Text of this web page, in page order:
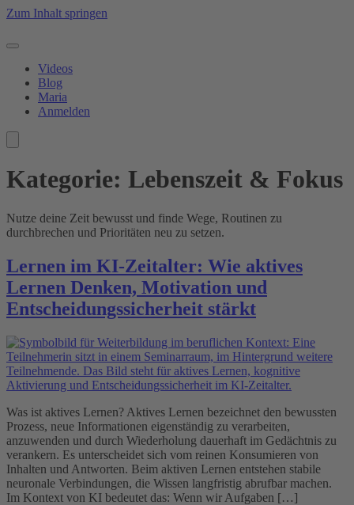
Zum Inhalt springen
Videos
Blog
Maria
Anmelden
Kategorie: Lebenszeit & Fokus
Nutze deine Zeit bewusst und finde Wege, Routinen zu
durchbrechen und Prioritäten neu zu setzen.
Lernen im KI-Zeitalter: Wie aktives
Lernen Denken, Motivation und
Entscheidungssicherheit stärkt
Was ist aktives Lernen? Aktives Lernen bezeichnet den bewussten
Prozess, neue Informationen eigenständig zu verarbeiten,
anzuwenden und durch Wiederholung dauerhaft im Gedächtnis zu
verankern. Es unterscheidet sich vom reinen Konsumieren von
Inhalten und Antworten. Beim aktiven Lernen entstehen stabile
neuronale Verbindungen, die Wissen langfristig abrufbar machen.
Im Kontext von KI bedeutet das: Wenn wir Aufgaben […]